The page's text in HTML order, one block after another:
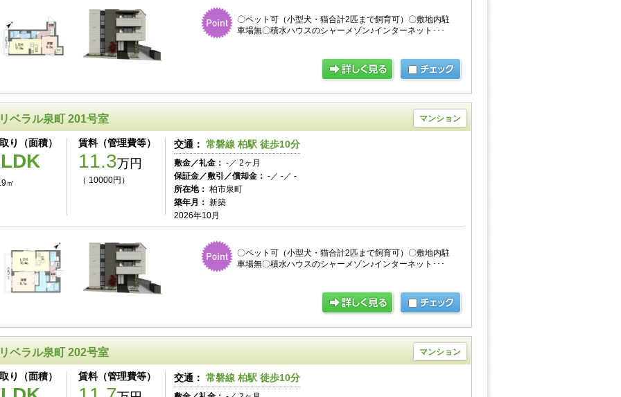
〇ペット可（小型犬・猫合計2匹まで飼育可）〇敷地内駐
車場無〇積水ハウスのシャーメゾン♪インターネット･･･
ベラル泉町 201号室 マンション
り（面積）
㎡
賃料（管理費等）
11.3万円
（ 10000円）
交通： 常磐線 柏駅 徒歩10分
敷金／礼金： -／ 2ヶ月
保証金／敷引／償却金： -／ -／ -
所在地： 柏市泉町
築年月： 新築
2026年10月
〇ペット可（小型犬・猫合計2匹まで飼育可）〇敷地内駐
車場無〇積水ハウスのシャーメゾン♪インターネット･･･
ベラル泉町 202号室 マンション
り（面積） 賃料（管理費等） 交通： 常磐線 柏駅 徒歩10分